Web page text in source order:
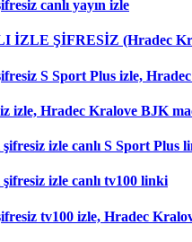
canlı yayın izle
İZLE ŞİFRESİZ (Hradec
S Sport Plus izle,
izle, Hradec Kralove BJK
izle canlı S Sport Plus
izle canlı tv100 linki
tv100 izle, Hradec